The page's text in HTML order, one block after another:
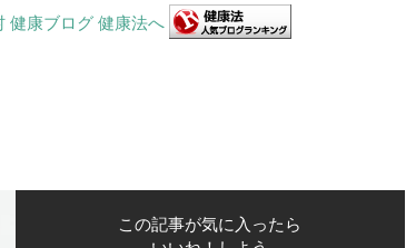
この記事が気に入ったら